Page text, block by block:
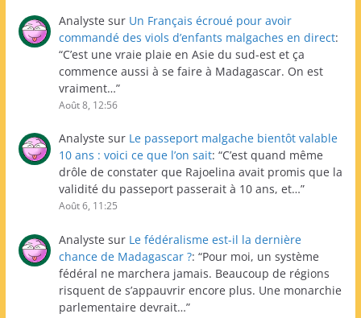
Analyste sur Un Français écroué pour avoir
commandé des viols d’enfants malgaches en direct:
“C’est une vraie plaie en Asie du sud-est et ça
commence aussi à se faire à Madagascar. On est
vraiment…”
Août 8, 12:56
Analyste sur Le passeport malgache bientôt valable
10 ans : voici ce que l’on sait: “C’est quand même
drôle de constater que Rajoelina avait promis que la
validité du passeport passerait à 10 ans, et…”
Août 6, 11:25
Analyste sur Le fédéralisme est-il la dernière
chance de Madagascar ?: “Pour moi, un système
fédéral ne marchera jamais. Beaucoup de régions
risquent de s’appauvrir encore plus. Une monarchie
parlementaire devrait…”